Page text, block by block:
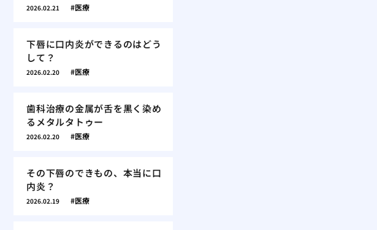
2026.02.21 医療
下唇に口内炎ができるのはどう
して？
2026.02.20 医療
歯科治療の金属が舌を黒く染め
るメタルタトゥー
2026.02.20 医療
その下唇のできもの、本当に口
内炎？
2026.02.19 医療